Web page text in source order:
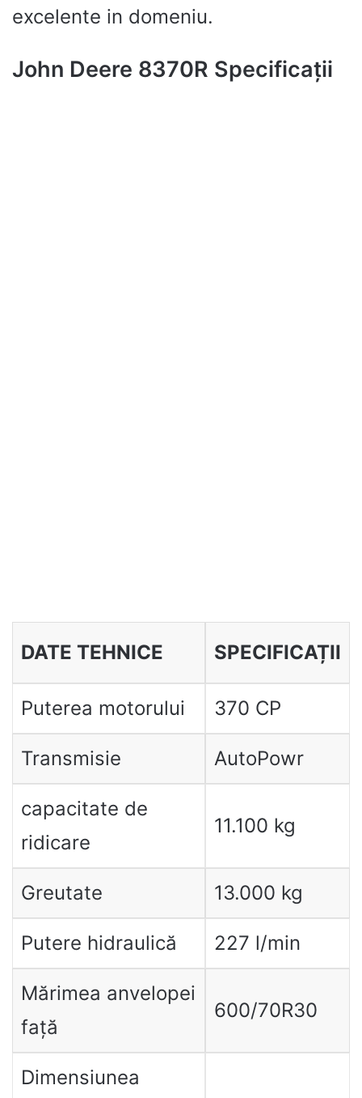
excelente in domeniu.
John Deere 8370R Specificații
DATE TEHNICE SPECIFICAȚII
Puterea motorului 370 CP
Transmisie AutoPowr
capacitate de
ridicare
11.100 kg
Greutate 13.000 kg
Putere hidraulică 227 l/min
Mărimea anvelopei
față
600/70R30
Dimensiunea